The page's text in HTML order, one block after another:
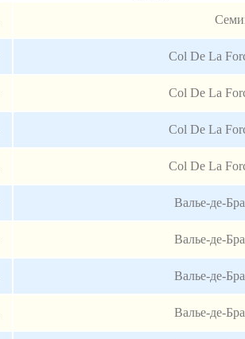
Col De La
Col De La
Col De La
Col De La
Валье-де-
Валье-де-
Валье-де-
Валье-де-